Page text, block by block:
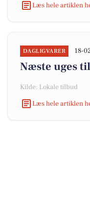
Læs hele artiklen
DAGLIGVARER 18-
Næste uges
Kilde: Lokale tilbud
Læs hele artiklen